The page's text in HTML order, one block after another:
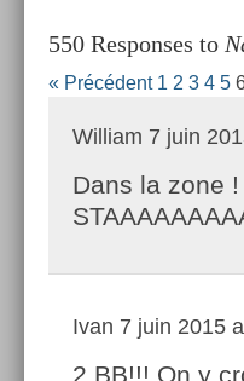
550 Responses to
« Précédent 1 2 3 4 5
William 7 juin
Dans la zone
Ivan 7 juin 2015
2 BB!!! On y